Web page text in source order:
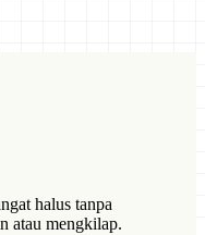
halus tanpa
atau mengkilap.